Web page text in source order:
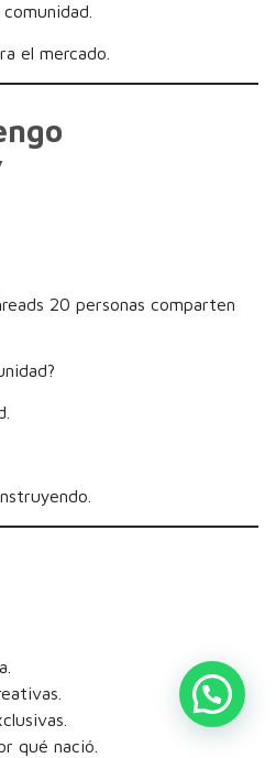
el mercado.
20 personas comparten
qué nació.